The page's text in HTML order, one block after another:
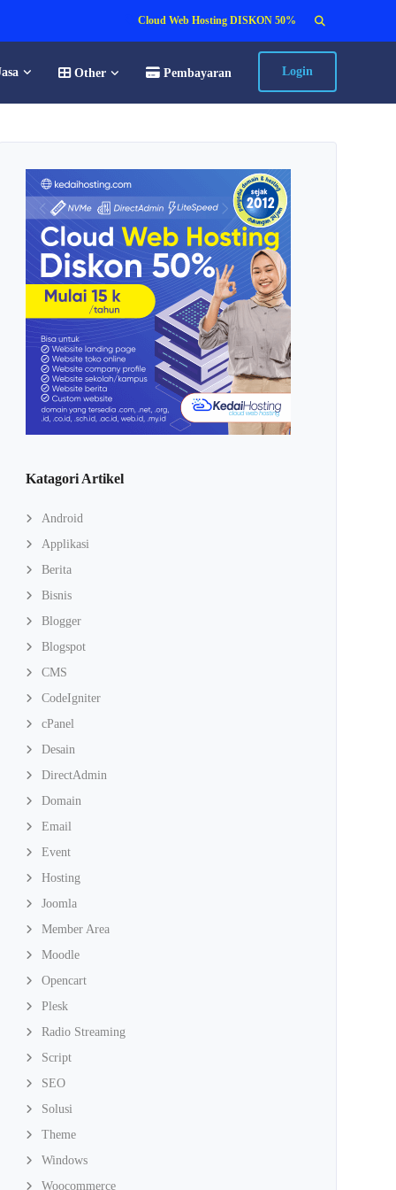
Cloud Web Hosting DISKON 50% Search
for:
Other Pembayaran Login
Katagori Artikel
Android
Applikasi
Berita
Bisnis
Blogger
Blogspot
CMS
CodeIgniter
cPanel
Desain
DirectAdmin
Domain
Email
Event
Hosting
Joomla
Member Area
Moodle
Opencart
Plesk
Radio Streaming
Script
SEO
Solusi
Theme
Windows
Woocommerce